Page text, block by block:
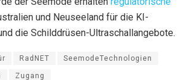
und Neuseeland für die KI-
die Schilddrüsen-Ultraschallangebote.
RadNET SeemodeTechnologien
Zugang